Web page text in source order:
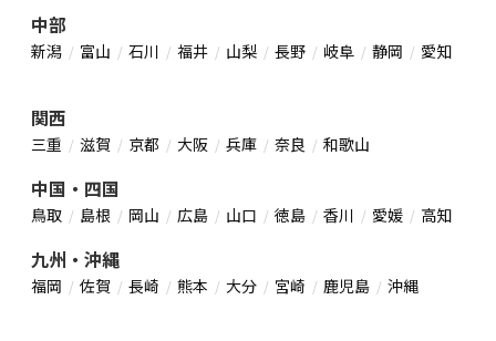
中部
新潟 富山 石川 福井 山梨 長野 岐阜 静岡 愛知
関西
三重 滋賀 京都 大阪 兵庫 奈良 和歌山
中国・四国
鳥取 島根 岡山 広島 山口 徳島 香川 愛媛 高知
九州・沖縄
福岡 佐賀 長崎 熊本 大分 宮崎 鹿児島 沖縄